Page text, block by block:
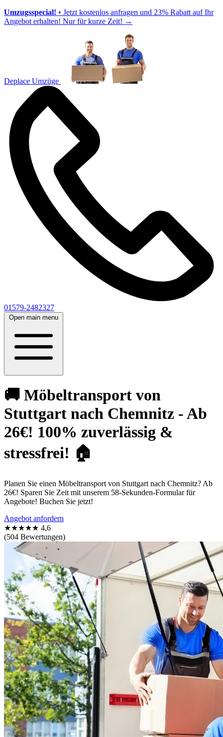
Umzugsspecial! • Jetzt kostenlos anfragen und 23% Rabatt auf Ihr
Angebot erhalten! Nur für kurze Zeit! →
Deplace Umzüge
01579-2482327
Open main menu
🚚 Möbeltransport von
Stuttgart nach Chemnitz⁠ - Ab
26€! 100% zuverlässig &
stressfrei! 🏠
Planen Sie einen Möbeltransport von Stuttgart nach Chemnitz? Ab
26€! Sparen Sie Zeit mit unserem 58-Sekunden-Formular für
Angebote! Buchen Sie jetzt!
Angebot anfordern
★★★★★ 4,6
(504 Bewertungen)